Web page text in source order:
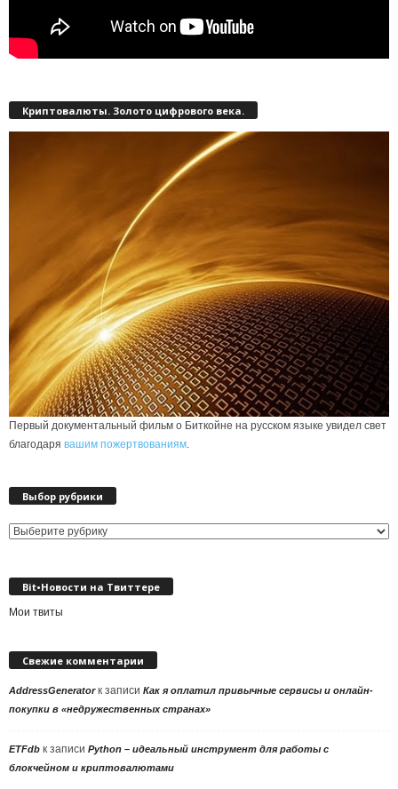
Криптовалюты. Золото цифрового века.
Первый документальный фильм о Биткойне на русском языке увидел свет
благодаря вашим пожертвованиям
Выбор рубрики
Выбор
Bit•Новости на Твиттере
Мои твиты
Свежие комментарии
AddressGeneratorк записи Как я оплатил привычные сервисы и онлайн-
покупки в «недружественных странах»
ETFdb к записи Python – идеальный инструмент для работы с
блокчейном и криптовалютами